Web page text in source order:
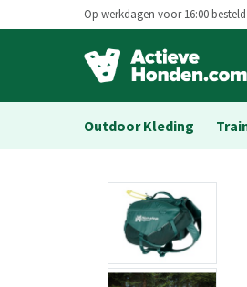
Op werkdagen voor 16:00 besteld
Outdoor Kleding